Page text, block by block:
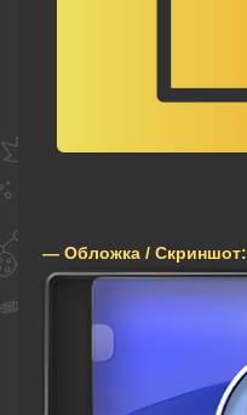
— Обложка / Скриншот: